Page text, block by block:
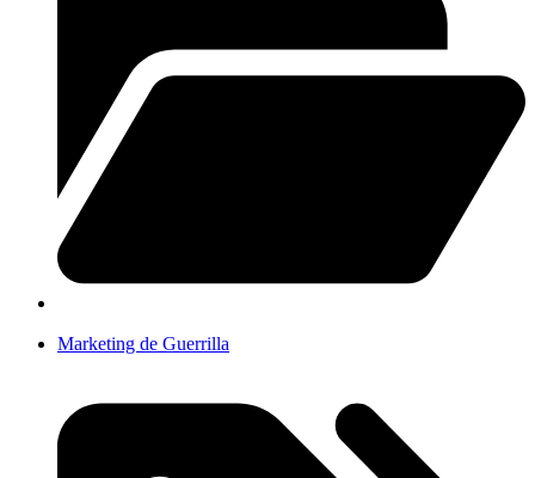
Marketing de Guerrilla